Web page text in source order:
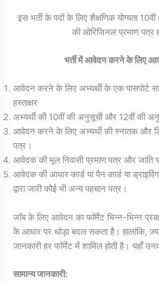
इस भर्ती के पदों के लिए शैक्षणिक योग्यता
की ओरिजिनल प्रमाण पत्र
भर्ती में आवेदन करने के लिए
आवेदन करने के लिए अभ्यर्थी के एक पासपोर्ट
हस्ताक्षर
अभ्यर्थी की 10वीं की अनुसूची और 12वीं की
आवेदन करने के लिए अभ्यर्थी की स्नातक और
पत्र।
आवेदक की मूल निवासी प्रमाण पत्र और जाति
आवेदक की आधार कार्ड या पैन कार्ड या
द्वारा जारी कोई भी अन्य पहचान पत्र।
जॉब के लिए आवेदन का फॉर्मेट भिन्न-भिन्न
के आधार पर थोड़ा बदल सकता है। हालांकि,
जानकारी हर फॉर्मेट में शामिल होती है। यहाँ
सामान्य जानकारी: